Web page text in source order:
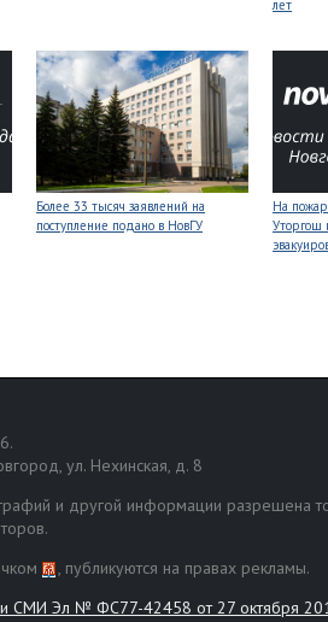
лет
Более 33 тысяч заявлений на
поступление подано в НовГУ
На
Уторгош
ул. Нехинская, д. 8
и другой информации разрешена
, публикуются на правах рекламы.
СМИ Эл № ФС77-42458 от 27 октября